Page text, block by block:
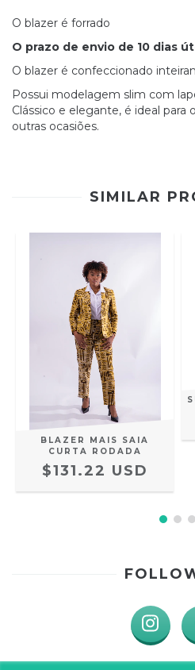
O blazer é forrado
O prazo de envio de 10 dias
O blazer é confeccionado
Possui modelagem slim com
Clássico e elegante, é ideal
outras ocasiões.
SIMILAR
BLAZER MAIS SAIA
CURTA RODADA
$131.22 USD